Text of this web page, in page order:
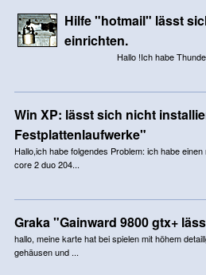
Hilfe "hotmail" lässt
einrichten.
Hallo !Ich habe
Win XP: lässt sich nicht
Festplattenlaufwerke"
Hallo,ich habe folgendes Problem: ich habe
core 2 duo 204...
Graka "Gainward 9800 gtx+
hallo, meine karte hat bei spielen mit höhem
gehäusen und ...